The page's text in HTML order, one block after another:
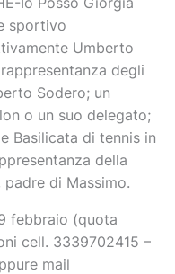
sportivo
Umberto
degli
Sodero; un
o un suo delegato;
Basilicata di tennis in
della
di Massimo.
febbraio (quota
cell. 3339702415 –
mail